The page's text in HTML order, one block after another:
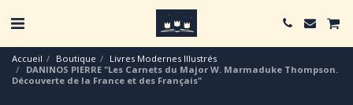
Accueil Boutique
Livres Modernes Illustrés
DANINOS PIERRE "Les Carnets du Major W. Marmaduke Thompson.
Découverte de la France et des Français"